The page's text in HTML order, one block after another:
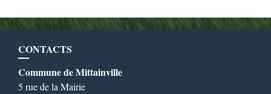
CONTACTS
Commune de Mittainville
5 rue de la Mairie